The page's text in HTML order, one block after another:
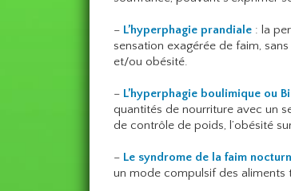
– L’hyperphagie prandiale : la
sensation exagérée de faim,
et/ou obésité.
– L’hyperphagie boulimique ou
quantités de nourriture avec un
de contrôle de poids, l’obésité
– Le syndrome de la faim
un mode compulsif des aliments